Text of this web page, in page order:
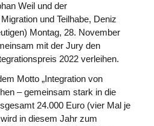
Weil und der
und Teilhabe, Deniz
Montag, 28. November
mit der Jury den
2022 verleihen.
Motto „Integration von
– gemeinsam stark in die
24.000 Euro (vier Mal je
in diesem Jahr zum